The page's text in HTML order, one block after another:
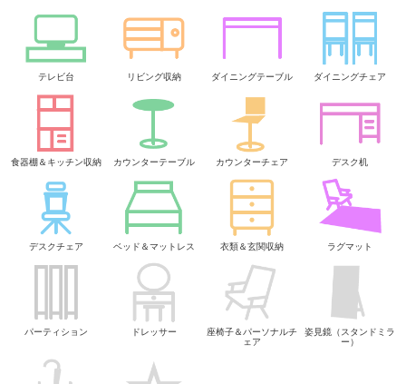
テレビ台 リビング収納 ダイニングテーブル ダイニングチェア
食器棚＆キッチン収納 カウンターテーブル カウンターチェア デスク机
デスクチェア ベッド＆マットレス 衣類＆玄関収納 ラグマット
パーティション ドレッサー
座椅子＆パーソナルチ
ェア
姿見鏡（スタンドミラ
ー）